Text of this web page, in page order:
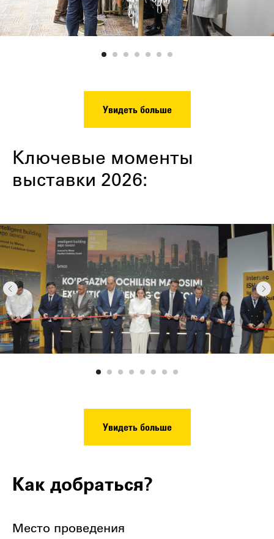
Увидеть больше
Ключевые моменты
выставки 2026:
Увидеть больше
Как добраться?
Место проведения